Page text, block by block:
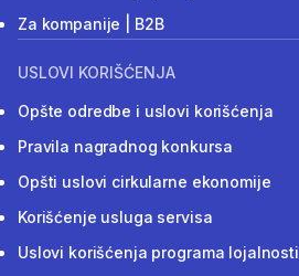
Za kompanije | B2B
USLOVI KORIŠĆENJA
Opšte odredbe i uslovi korišćenja
Pravila nagradnog konkursa
Opšti uslovi cirkularne ekonomije
Korišćenje usluga servisa
Uslovi korišćenja programa lojalnosti